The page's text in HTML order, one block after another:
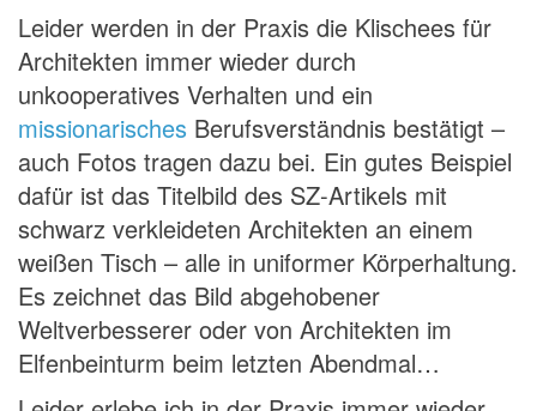
Leider werden in der Praxis die Klischees für
Architekten immer wieder durch
unkooperatives Verhalten und ein
missionarisches Berufsverständnis bestätigt –
auch Fotos tragen dazu bei. Ein gutes Beispiel
dafür ist das Titelbild des SZ-Artikels mit
schwarz verkleideten Architekten an einem
weißen Tisch – alle in uniformer Körperhaltung.
Es zeichnet das Bild abgehobener
Weltverbesserer oder von Architekten im
Elfenbeinturm beim letzten Abendmal…